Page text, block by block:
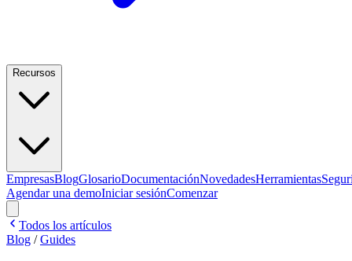
Recursos
EmpresasBlogGlosarioDocumentaciónNovedadesHerramientas
Agendar una demoIniciar sesiónComenzar
Todos los artículos
Blog /Guides